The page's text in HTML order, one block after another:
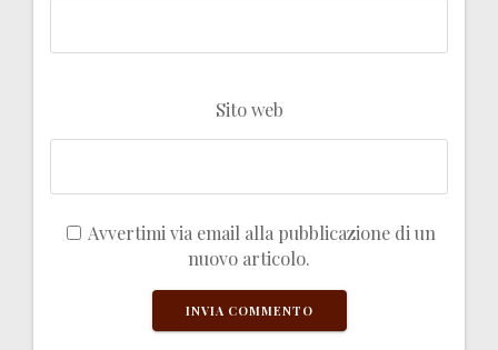
Sito web
Avvertimi via email alla pubblicazione di un
nuovo articolo.